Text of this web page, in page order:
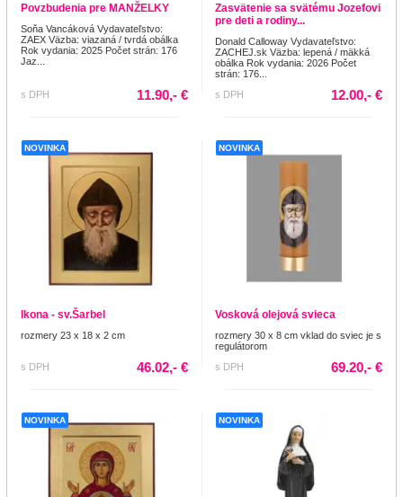
Povzbudenia pre MANŽELKY
Soňa Vancáková Vydavateľstvo:
ZAEX Väzba: viazaná / tvrdá obálka
Rok vydania: 2025 Počet strán: 176
Jaz...
s DPH 11.90,- €
Zasvätenie sa svätému Jozefovi
pre deti a rodiny...
Donald Calloway Vydavateľstvo:
ZACHEJ.sk Väzba: lepená / mäkká
obálka Rok vydania: 2026 Počet
strán: 176...
s DPH
12.00,- €
NOVINKA
Ikona - sv.Šarbel
rozmery 23 x 18 x 2 cm
s DPH 46.02,- €
NOVINKA
Vosková olejová svieca
rozmery 30 x 8 cm vklad do sviec je s
regulátorom
s DPH
69.20,- €
NOVINKA NOVINKA